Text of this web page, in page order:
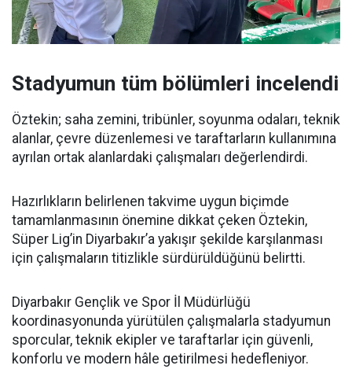
Stadyumun tüm bölümleri incelendi
Öztekin; saha zemini, tribünler, soyunma odaları, teknik
alanlar, çevre düzenlemesi ve taraftarların kullanımına
ayrılan ortak alanlardaki çalışmaları değerlendirdi.
Hazırlıkların belirlenen takvime uygun biçimde
tamamlanmasının önemine dikkat çeken Öztekin,
Süper Lig’in Diyarbakır’a yakışır şekilde karşılanması
için çalışmaların titizlikle sürdürüldüğünü belirtti.
Diyarbakır Gençlik ve Spor İl Müdürlüğü
koordinasyonunda yürütülen çalışmalarla stadyumun
sporcular, teknik ekipler ve taraftarlar için güvenli,
konforlu ve modern hâle getirilmesi hedefleniyor.